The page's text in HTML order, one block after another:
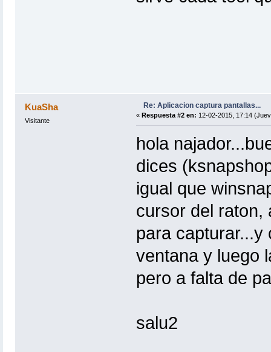
KuaSha
Visitante
Re: Aplicacion captura pantallas...
« Respuesta #2 en: 12-02-2015, 17:14
hola
dices
igual que
cursor del raton,
para capturar...y
ventana y luego
pero a falta de
salu2